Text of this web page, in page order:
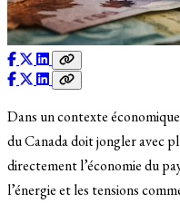
Dans un contexte
du Canada doit jongler avec
directement l’économie du
l’énergie et les tensions